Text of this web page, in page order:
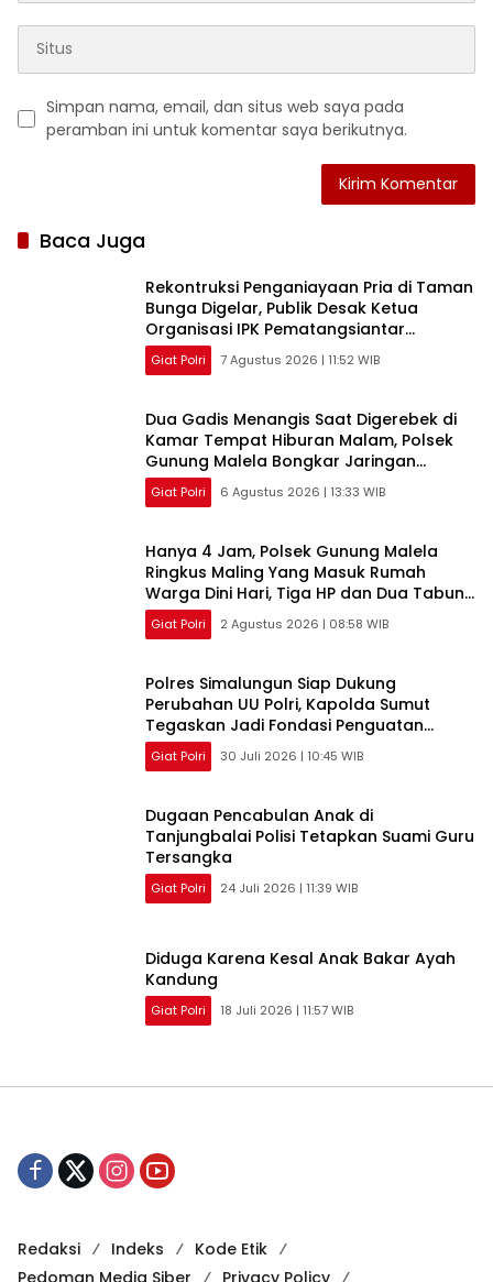
Simpan nama, email, dan situs web saya pada
peramban ini untuk komentar saya berikutnya.
Baca Juga
Rekontruksi Penganiayaan Pria di Taman
Bunga Digelar, Publik Desak Ketua
Organisasi IPK Pematangsiantar
Diperiksa
Giat Polri 7 Agustus 2026 | 11:52 WIB
Dua Gadis Menangis Saat Digerebek di
Kamar Tempat Hiburan Malam, Polsek
Gunung Malela Bongkar Jaringan
Pemakai Sabu di Simalungun
Giat Polri 6 Agustus 2026 | 13:33 WIB
Hanya 4 Jam, Polsek Gunung Malela
Ringkus Maling Yang Masuk Rumah
Warga Dini Hari, Tiga HP dan Dua Tabung
Gas Berhasil Diamankan
Giat Polri 2 Agustus 2026 | 08:58 WIB
Polres Simalungun Siap Dukung
Perubahan UU Polri, Kapolda Sumut
Tegaskan Jadi Fondasi Penguatan
Profesionalisme dan Akuntabilitas
Personel
Giat Polri 30 Juli 2026 | 10:45 WIB
Dugaan Pencabulan Anak di
Tanjungbalai Polisi Tetapkan Suami Guru
Tersangka
Giat Polri 24 Juli 2026 | 11:39 WIB
Diduga Karena Kesal Anak Bakar Ayah
Kandung
Giat Polri 18 Juli 2026 | 11:57 WIB
Redaksi Indeks
Kode Etik
Pedoman Media Siber
Privacy Policy